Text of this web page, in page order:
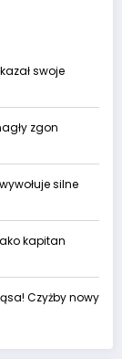
swoje
zgon
silne
kapitan
Czyżby nowy